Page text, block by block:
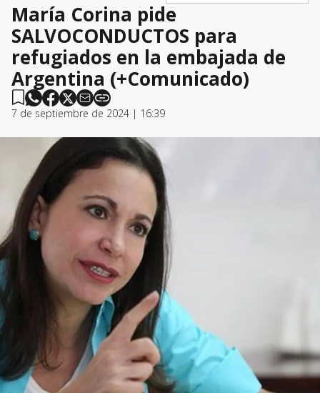
María Corina pide
SALVOCONDUCTOS para
refugiados en la embajada de
Argentina (+Comunicado)
7 de septiembre de 2024 | 16:39